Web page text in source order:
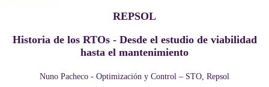
REPSOL
Historia de los RTOs - Desde el estudio de viabilidad
hasta el mantenimiento
Nuno Pacheco - Optimización y Control – STO, Repsol